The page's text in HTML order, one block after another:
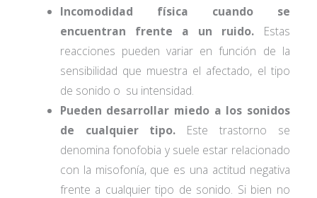
Incomodidad física cuando se
encuentran frente a un ruido. Estas
reacciones pueden variar en función de la
sensibilidad que muestra el afectado, el tipo
de sonido o su intensidad.
Pueden desarrollar miedo a los sonidos
de cualquier tipo. Este trastorno se
denomina fonofobia y suele estar relacionado
con la misofonía, que es una actitud negativa
frente a cualquier tipo de sonido. Si bien no